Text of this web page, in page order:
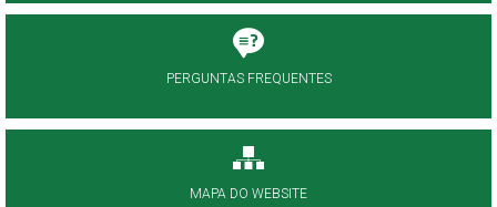
PERGUNTAS FREQUENTES
MAPA DO WEBSITE